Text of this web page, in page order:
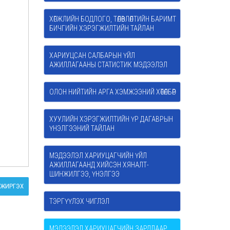
ЖИРГЭХ
ХӨГЖЛИЙН БОДЛОГО, ТӨЛӨВЛӨЛТИЙН БАРИМТ
БИЧГИЙН ХЭРЭГЖИЛТИЙН ТАЙЛАН
ХАРИУЦСАН САЛБАРЫН ҮЙЛ
АЖИЛЛАГААНЫ СТАТИСТИК МЭДЭЭЛЭЛ
ОЛОН НИЙТИЙН АРГА ХЭМЖЭЭНИЙ ХӨТӨЛБӨР
ХУУЛИЙН ХЭРЭГЖИЛТИЙН ҮР ДАГАВРЫН
ҮНЭЛГЭЭНИЙ ТАЙЛАН
МЭДЭЭЛЭЛ ХАРИУЦАГЧИЙН ҮЙЛ
АЖИЛЛАГААНД ХИЙСЭН ХЯНАЛТ-
ШИНЖИЛГЭЭ, ҮНЭЛГЭЭ
ТЭРГҮҮЛЭХ ЧИГЛЭЛ